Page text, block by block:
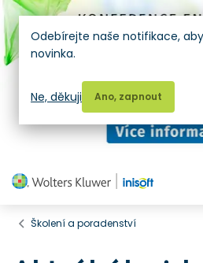
Školení a poradenství
Odebírejte naše notifikace,
novinka.
Ano, zapnout
Ne, děkuji